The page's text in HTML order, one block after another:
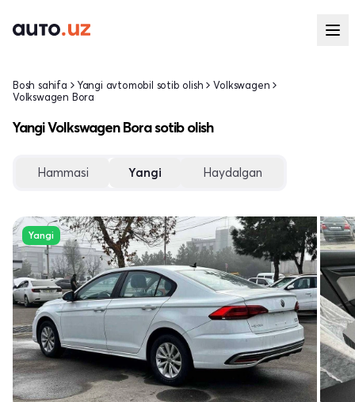
Bosh sahifa Yangi avtomobil sotib olish
Volkswagen
Volkswagen Bora
Yangi Volkswagen Bora sotib olish
Hammasi Yangi Haydalgan
Yangi